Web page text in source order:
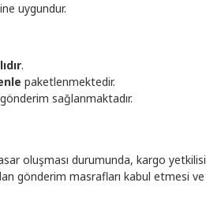
uygundur.
.
paketlenmektedir.
gönderim sağlanmaktadır.
oluşması durumunda, kargo
gönderim masrafları kabul etmesi ve